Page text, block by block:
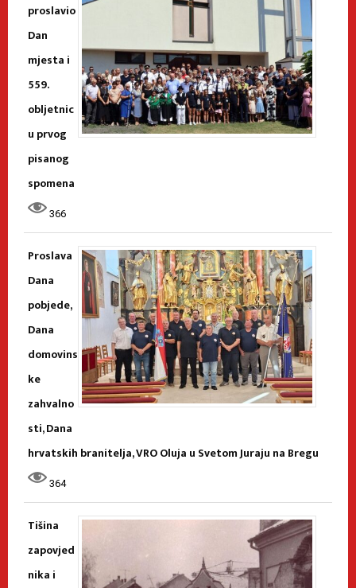
proslavio
Dan
mjesta i
559.
obljetnic
u prvog
pisanog
spomena
366
Proslava
Dana
pobjede,
Dana
domovins
ke
zahvalno
sti, Dana
hrvatskih branitelja, VRO Oluja u Svetom Juraju na Bregu
364
Tišina
zapovjed
nika i